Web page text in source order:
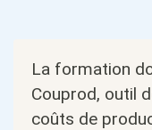
La formation
Couprod, outil
coûts de